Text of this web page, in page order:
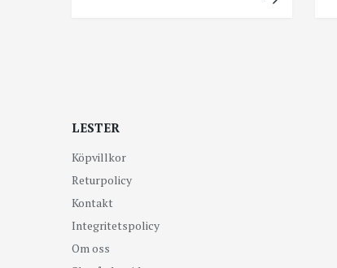
LESTER
Köpvillkor
Returpolicy
Kontakt
Integritetspolicy
Om oss